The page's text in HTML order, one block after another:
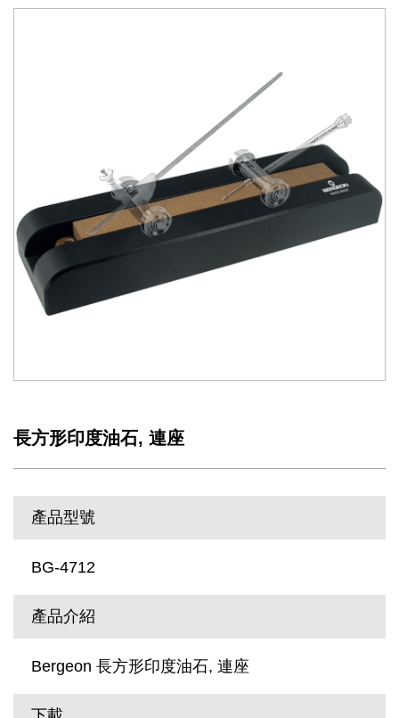
長方形印度油石, 連座
產品型號
BG-4712
產品介紹
Bergeon 長方形印度油石, 連座